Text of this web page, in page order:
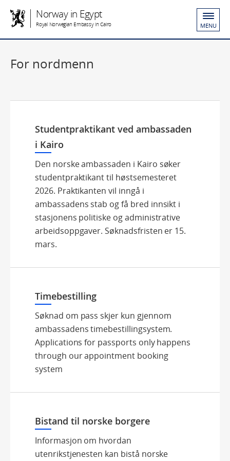
Norway in Egypt
Royal Norwegian Embassy in Cairo MENU
For nordmenn
Studentpraktikant ved ambassaden
i Kairo
Den norske ambassaden i Kairo søker
studentpraktikant til høstsemesteret
2026. Praktikanten vil inngå i
ambassadens stab og få bred innsikt i
stasjonens politiske og administrative
arbeidsoppgaver. Søknadsfristen er 15.
mars.
Timebestilling
Søknad om pass skjer kun gjennom
ambassadens timebestillingsystem.
Applications for passports only happens
through our appointment booking
system
Bistand til norske borgere
Informasjon om hvordan
utenrikstjenesten kan bistå norske